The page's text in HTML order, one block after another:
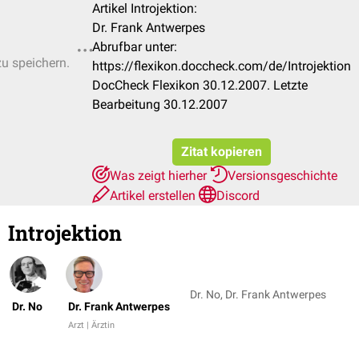
speichern.
Artikel Introjektion:
Dr. Frank Antwerpes
Abrufbar unter:
https://flexikon.doccheck.com/de/Introjektion
DocCheck Flexikon 30.12.2007. Letzte
Bearbeitung 30.12.2007
Zitat kopieren
Was zeigt hierher
Versionsgeschichte
Artikel erstellen
Discord
Introjektion
Dr. No Dr. Frank Antwerpes
Arzt | Ärztin
Dr. No, Dr. Frank Antwerpes